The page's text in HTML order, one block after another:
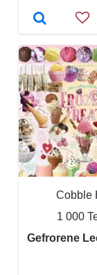
Cobble
1 000
Gefrorene